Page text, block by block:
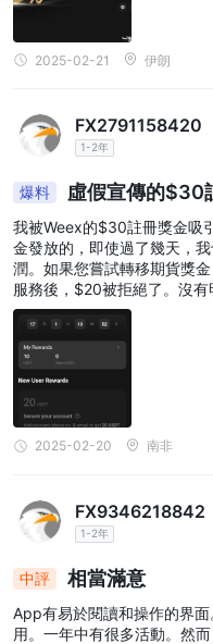
2025-02-21 伊朗
FX2791158420
1-2年
爆料 虛假宣傳的$30
我被Weex的$30註冊獎金吸
金發放的，即使過了幾天，
潤。如果您嘗試轉移期貨獎
服務後，$20被拒絕了。沒有
2025-02-20 南非
FX9346218842
1-2年
中評 相當滿意
App有易於閱讀和操作的界
用。一年中有很多活動。然